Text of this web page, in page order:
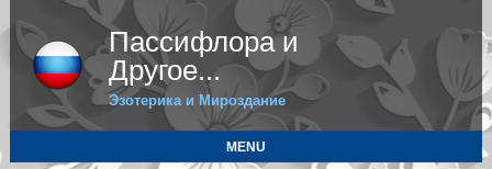
Пассифлора и
Другое...
Эзотерика и Мироздание
MENU